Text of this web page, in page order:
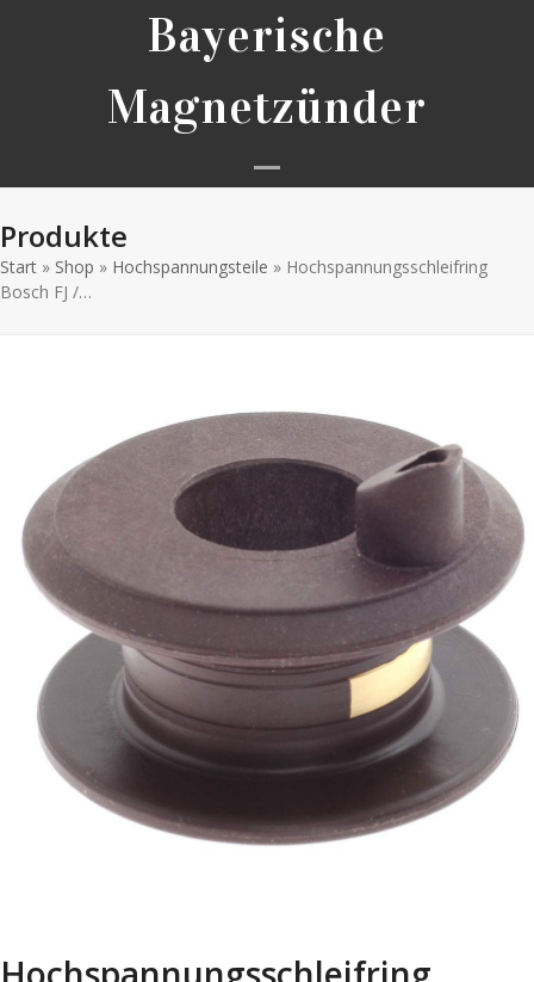
Bayerische
Magnetzünder
Open
menu
Close
menu
Produkte
Start » Shop » Hochspannungsteile » Hochspannungsschleifring
Bosch FJ /…